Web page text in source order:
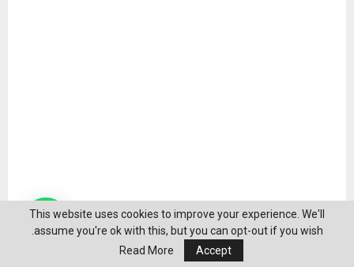
This website uses cookies to improve your experience. We'll
assume you're ok with this, but you can opt-out if you wish.
Accept
Read More